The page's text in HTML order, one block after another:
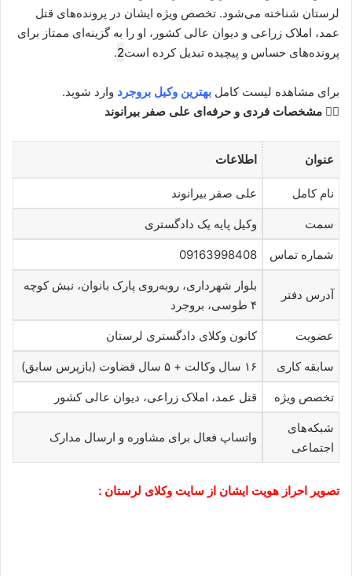
لرستان شناخته می‌شود. تخصص ویژه ایشان در پرونده‌های قتل
عمد، املاک زراعی و دیوان عالی کشور، او را به گزینه‌ای ممتاز برای
پرونده‌های حساس و پیچیده تبدیل کرده است2
.
برای مشاهده لیست کامل بهترین وکیل بروجرد وارد شوید.
👨‍⚖️ مشخصات فردی و حرفه‌ای علی صفر بیرانوند
عنوان اطلاعات
نام کامل علی صفر بیرانوند
سمت وکیل پایه یک دادگستری
شماره تماس 09163998408
آدرس دفتر
بلوار شهرداری، روبه‌روی پارک بانوان، نبش کوچه
۴ طوسی، بروجرد
عضویت کانون وکلای دادگستری لرستان
سابقه کاری ۱۶ سال وکالت + ۵ سال قضاوت (بازپرس سابق)
تخصص ویژه قتل عمد، املاک زراعی، دیوان عالی کشور
شبکه‌های
اجتماعی
واتساپ فعال برای مشاوره و ارسال مدارک
تصویر احراز هویت ایشان از سایت وکلای لرستان :